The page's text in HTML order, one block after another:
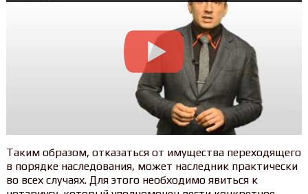
Таким образом, отказаться от имущества переходящего
в порядке наследования, может наследник практически
во всех случаях. Для этого необходимо явиться к